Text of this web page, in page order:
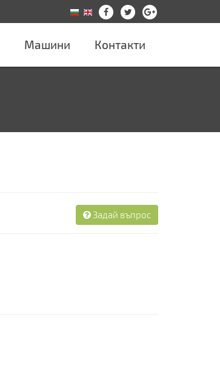
Машини Контакти
Задай въпрос